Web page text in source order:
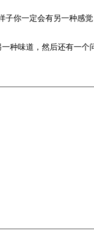
你一定会有另一种感
种味道，然后还有一个